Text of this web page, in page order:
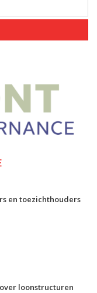
en toezichthouders
loonstructuren